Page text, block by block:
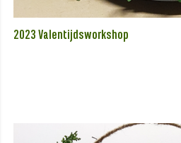
2023 Valentijdsworkshop